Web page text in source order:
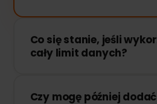
Co się stanie, jeśli
cały limit danych?
połączenie zostanie
Czy mogę później